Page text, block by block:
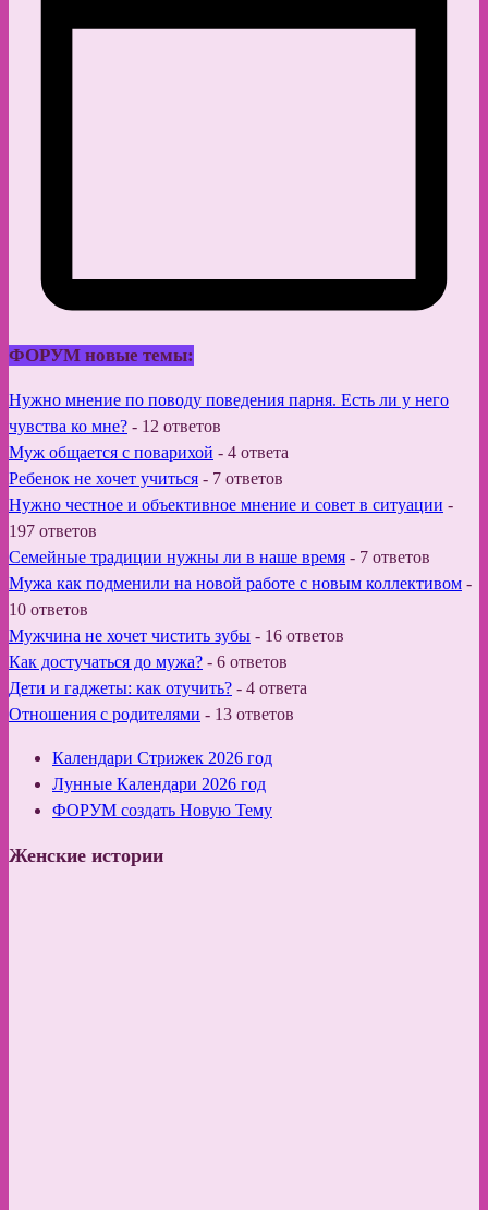
ФОРУМ новые темы:
Нужно мнение по поводу поведения парня. Есть ли у него
чувства ко мне? - 12 ответов
Муж общается с поварихой - 4 ответа
Ребенок не хочет учиться - 7 ответов
Нужно честное и объективное мнение и совет в ситуации -
197 ответов
Семейные традиции нужны ли в наше время - 7 ответов
Мужа как подменили на новой работе с новым коллективом -
10 ответов
Мужчина не хочет чистить зубы - 16 ответов
Как достучаться до мужа? - 6 ответов
Дети и гаджеты: как отучить? - 4 ответа
Отношения с родителями - 13 ответов
Календари Стрижек 2026 год
Лунные Календари 2026 год
ФОРУМ создать Новую Тему
Женские истории